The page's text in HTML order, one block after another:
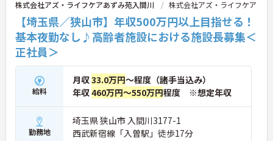
株式会社アズ・ライフケアあずみ苑入間川 株式会社アズ・ライフケア
【埼玉県／狭山市】年収500万円以上目指せる！
基本夜勤なし♪高齢者施設における施設長募集＜
正社員＞
給料
月収33.0万円～程度（諸手当込み）
年収460万円～550万円程度 ※想定年収
勤務地
埼玉県 狭山市 入間川3177-1
西武新宿線「入曽駅」徒歩17分